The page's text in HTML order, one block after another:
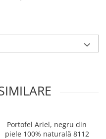
Portofel Ariel, negru din
piele 100% naturală 8112